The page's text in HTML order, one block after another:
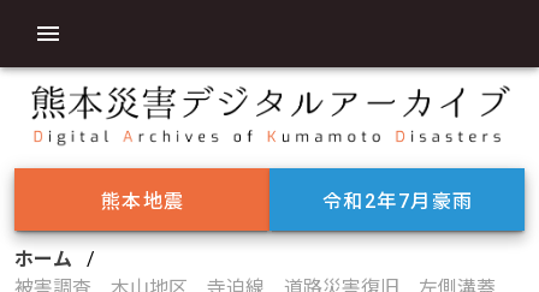
熊本地震 令和2年7月豪雨
ホーム
/